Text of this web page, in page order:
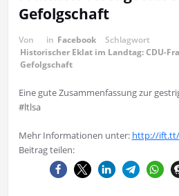
Gefolgschaft
Von in Facebook
Schlagwort
Historischer Eklat im Landtag: CDU-
Gefolgschaft
Eine gute Zusammenfassung zur
#ltlsa
Mehr Informationen unter: http://ift.tt/
Beitrag teilen: